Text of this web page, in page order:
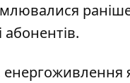
абонентів.
енергоживлення